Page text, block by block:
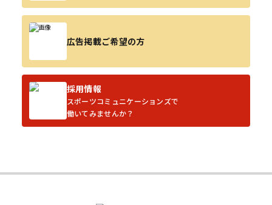
広告掲載ご希望の方
採用情報
スポーツコミュニケーションズで
働いてみませんか？